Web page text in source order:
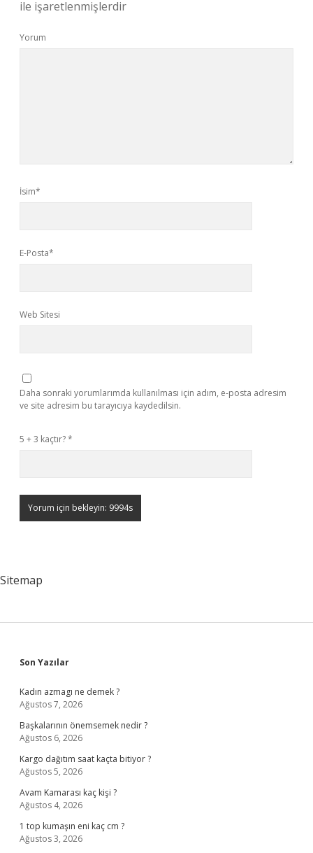
ile işaretlenmişlerdir
Yorum
İsim*
E-Posta*
Web Sitesi
Daha sonraki yorumlarımda kullanılması için adım, e-posta adresim
ve site adresim bu tarayıcıya kaydedilsin.
5 + 3 kaçtır?*
Sitemap
Sidebar
Son Yazılar
Kadın azmagı ne demek ?
Ağustos 7, 2026
Başkalarının önemsemek nedir ?
Ağustos 6, 2026
Kargo dağıtım saat kaçta bitiyor ?
Ağustos 5, 2026
Avam Kamarası kaç kişi ?
Ağustos 4, 2026
1 top kumaşın eni kaç cm ?
Ağustos 3, 2026